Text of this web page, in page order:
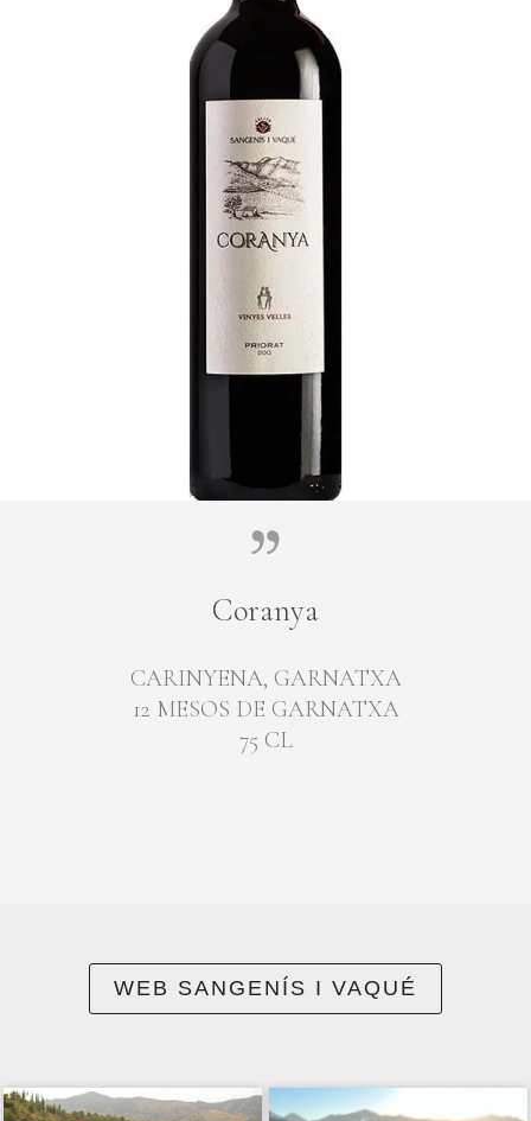
Coranya
CARINYENA, GARNATXA
12 MESOS DE GARNATXA
75 CL
WEB SANGENÍS I VAQUÉ